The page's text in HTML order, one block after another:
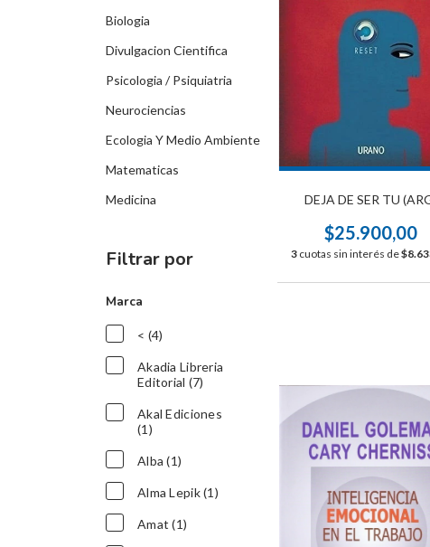
Biologia
Divulgacion Cientifica
Psicologia / Psiquiatria
Neurociencias
Ecologia Y Medio Ambiente
Matematicas
Medicina
Filtrar por
Marca
< (4)
Akadia Libreria
Editorial (7)
Akal Ediciones
(1)
Alba (1)
Alma Lepik (1)
Amat (1)
DEJA DE SER TU
$25.900,00
3 cuotas sin interés de